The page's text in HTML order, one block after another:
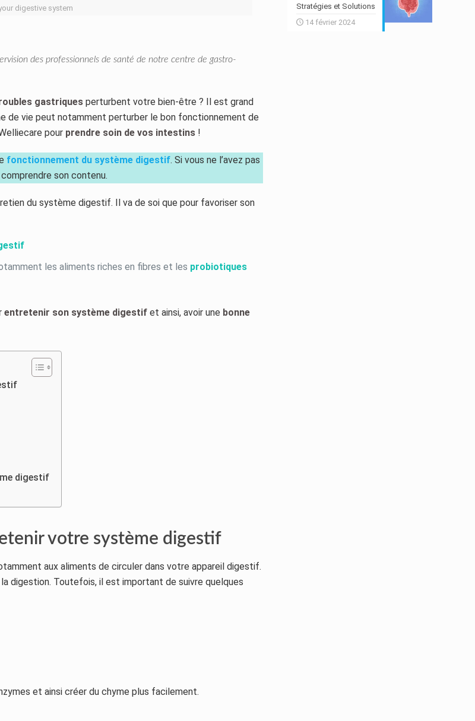
digestive system
des professionnels de santé de notre centre de gastro-
gastriques perturbent votre bien-être ? Il est grand
de vie peut notamment perturber le bon fonctionnement de
pour prendre soin de vos intestins !
fonctionnement du système digestif. Si vous ne l’avez pas
son contenu.
du système digestif. Il va de soi que pour favoriser son
les aliments riches en fibres et les probiotiques
entretenir son système digestif et ainsi, avoir une bonne
digestif
votre système digestif
aux aliments de circuler dans votre appareil digestif.
la digestion. Toutefois, il est important de suivre quelques
et ainsi créer du chyme plus facilement.
Stratégies et Solutions
14 février 2024